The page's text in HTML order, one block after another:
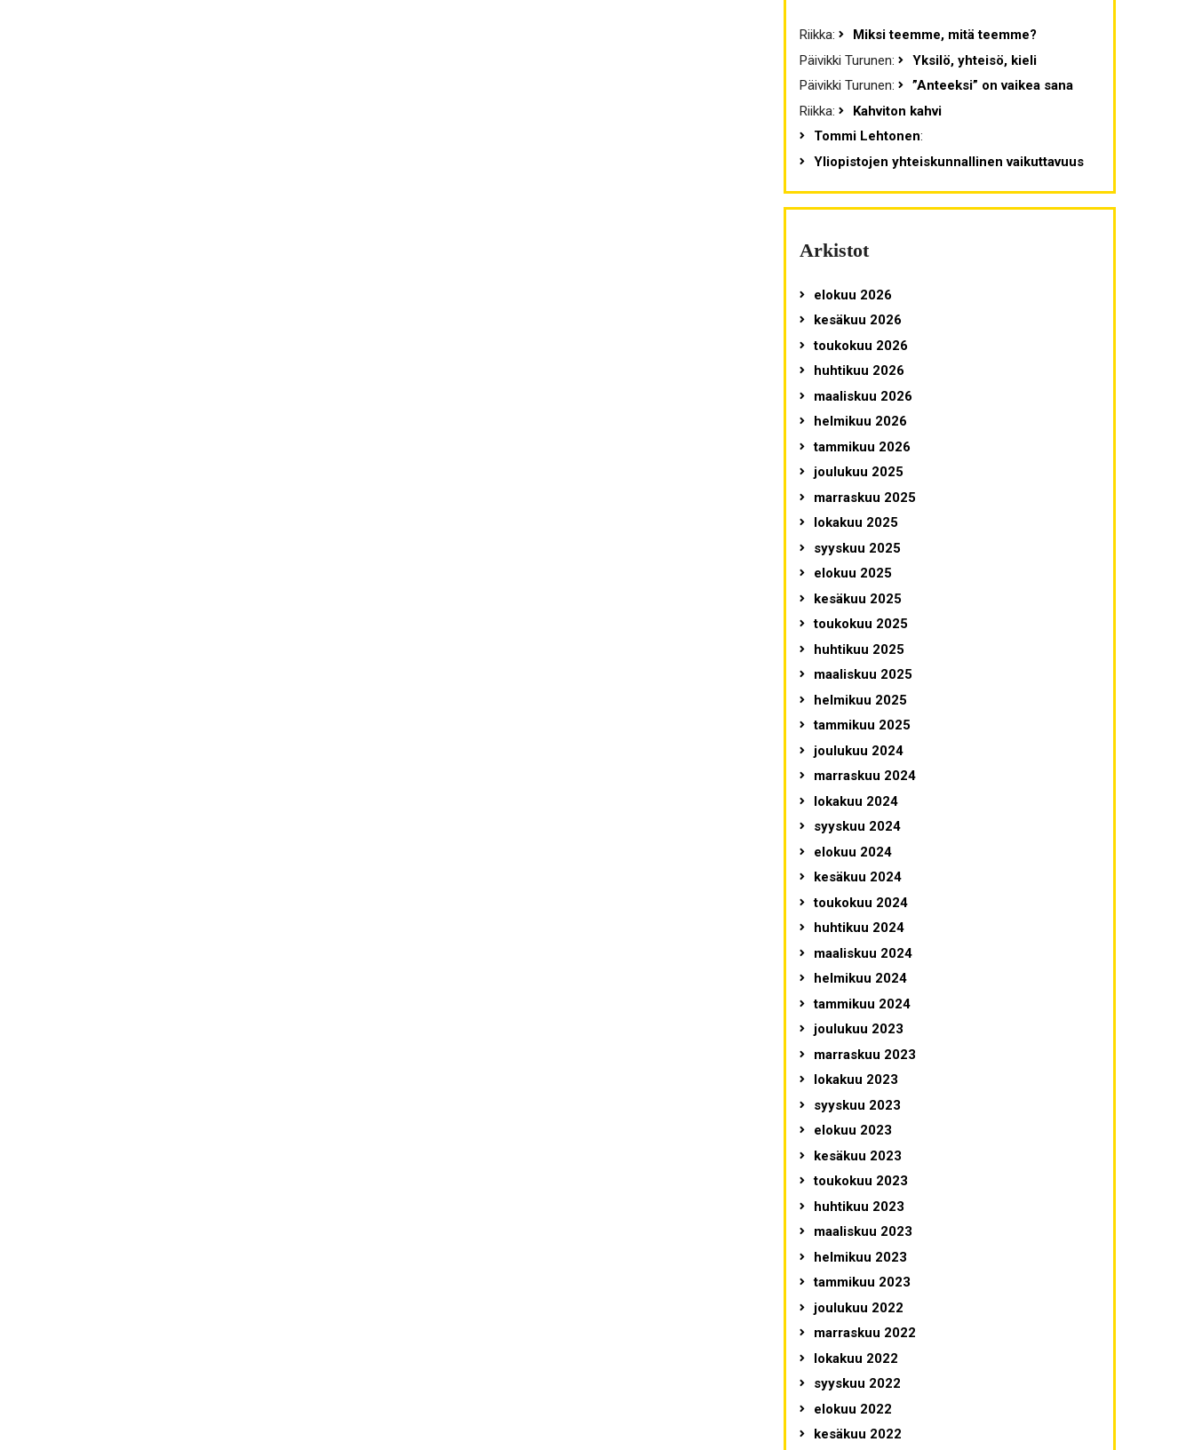
Riikka:
Miksi teemme, mitä teemme?
Päivikki Turunen:
Yksilö, yhteisö, kieli
Päivikki Turunen:
”Anteeksi” on vaikea sana
Riikka:
Kahviton kahvi
Tommi Lehtonen:
Yliopistojen yhteiskunnallinen vaikuttavuus
Arkistot
elokuu 2026
kesäkuu 2026
toukokuu 2026
huhtikuu 2026
maaliskuu 2026
helmikuu 2026
tammikuu 2026
joulukuu 2025
marraskuu 2025
lokakuu 2025
syyskuu 2025
elokuu 2025
kesäkuu 2025
toukokuu 2025
huhtikuu 2025
maaliskuu 2025
helmikuu 2025
tammikuu 2025
joulukuu 2024
marraskuu 2024
lokakuu 2024
syyskuu 2024
elokuu 2024
kesäkuu 2024
toukokuu 2024
huhtikuu 2024
maaliskuu 2024
helmikuu 2024
tammikuu 2024
joulukuu 2023
marraskuu 2023
lokakuu 2023
syyskuu 2023
elokuu 2023
kesäkuu 2023
toukokuu 2023
huhtikuu 2023
maaliskuu 2023
helmikuu 2023
tammikuu 2023
joulukuu 2022
marraskuu 2022
lokakuu 2022
syyskuu 2022
elokuu 2022
kesäkuu 2022